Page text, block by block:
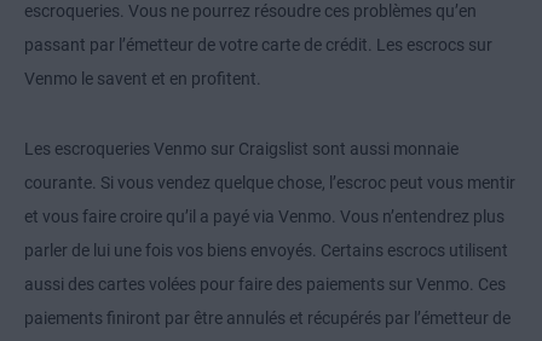
escroqueries. Vous ne pourrez résoudre ces problèmes qu’en
passant par l’émetteur de votre carte de crédit. Les escrocs sur
Venmo le savent et en profitent.
Les escroqueries Venmo sur Craigslist sont aussi monnaie
courante. Si vous vendez quelque chose, l’escroc peut vous mentir
et vous faire croire qu’il a payé via Venmo. Vous n’entendrez plus
parler de lui une fois vos biens envoyés. Certains escrocs utilisent
aussi des cartes volées pour faire des paiements sur Venmo. Ces
paiements finiront par être annulés et récupérés par l’émetteur de